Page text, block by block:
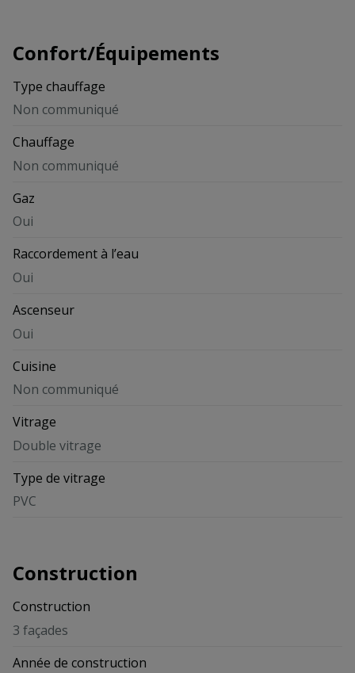
Confort/Équipements
Type chauffage
Non communiqué
Chauffage
Non communiqué
Gaz
Oui
Raccordement à l’eau
Oui
Ascenseur
Oui
Cuisine
Non communiqué
Vitrage
Double vitrage
Type de vitrage
PVC
Construction
Construction
3 façades
Année de construction